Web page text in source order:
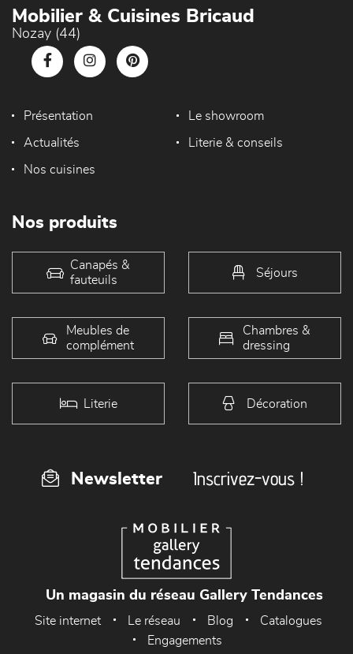
Mobilier & Cuisines Bricaud
Nozay (44)
Présentation Le showroom
Actualités Literie & conseils
Nos cuisines
Nos produits
Canapés &
fauteuils
Séjours
Meubles de
complément
Chambres &
dressing
Literie Décoration
Newsletter Inscrivez-vous !
Un magasin du réseau Gallery Tendances
Site internet Le réseau Blog
Catalogues
Engagements